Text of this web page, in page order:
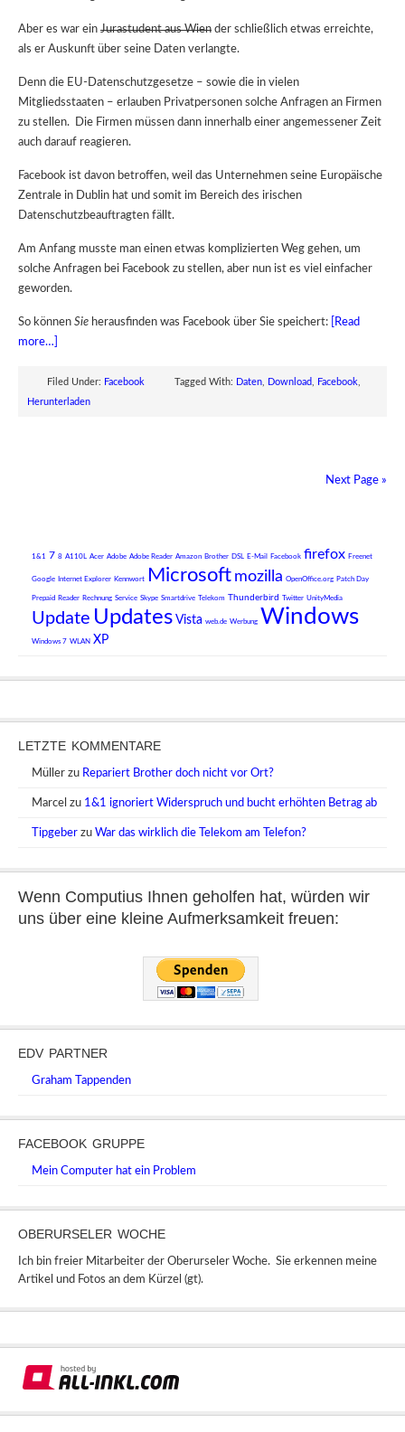
Aber es war ein Jurastudent aus Wien der schließlich etwas erreichte,
als er Auskunft über seine Daten verlangte.
Denn die EU-Datenschutzgesetze – sowie die in vielen
Mitgliedsstaaten – erlauben Privatpersonen solche Anfragen an Firmen
zu stellen. Die Firmen müssen dann innerhalb einer angemessener Zeit
auch darauf reagieren.
Facebook ist davon betroffen, weil das Unternehmen seine Europäische
Zentrale in Dublin hat und somit im Bereich des irischen
Datenschutzbeauftragten fällt.
Am Anfang musste man einen etwas komplizierten Weg gehen, um
solche Anfragen bei Facebook zu stellen, aber nun ist es viel einfacher
geworden.
So können Sie herausfinden was Facebook über Sie speichert:
[Read
more…]
Filed Under: Facebook Tagged With: Daten Download Facebook
Herunterladen
Next Page »
1&1 7 8 A110L Acer Adobe Adobe Reader Amazon Brother DSL E-Mail Facebook firefox Freenet
Google Internet Explorer Kennwort Microsoft mozilla OpenOffice.org Patch Day
Prepaid Reader Rechnung Service Skype Smartdrive Telekom Thunderbird Twitter UnityMedia
Update Updates Vista web.de Werbung Windows
Windows 7 WLAN XP
LETZTE KOMMENTARE
Müller zu Repariert Brother doch nicht vor Ort?
Marcel zu 1&1 ignoriert Widerspruch und bucht erhöhten Betrag ab
Tipgeber zu War das wirklich die Telekom am Telefon?
Wenn Computius Ihnen geholfen hat, würden wir
uns über eine kleine Aufmerksamkeit freuen:
EDV PARTNER
Graham Tappenden
FACEBOOK GRUPPE
Mein Computer hat ein Problem
OBERURSELER WOCHE
Ich bin freier Mitarbeiter der Oberurseler Woche. Sie erkennen meine
Artikel und Fotos an dem Kürzel (gt).